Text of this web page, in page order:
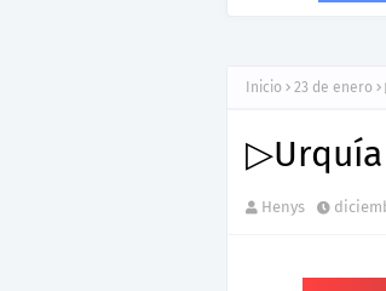
Inicio 23 de enero
▷Urquía
Henys